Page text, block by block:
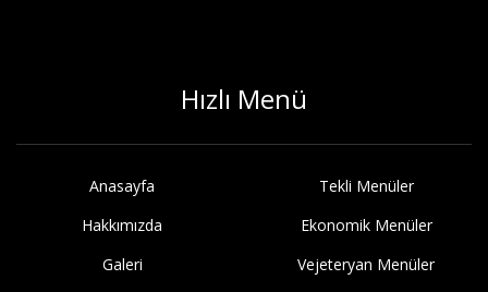
Hızlı Menü
Anasayfa
Hakkımızda
Galeri
Tekli Menüler
Ekonomik Menüler
Vejeteryan Menüler